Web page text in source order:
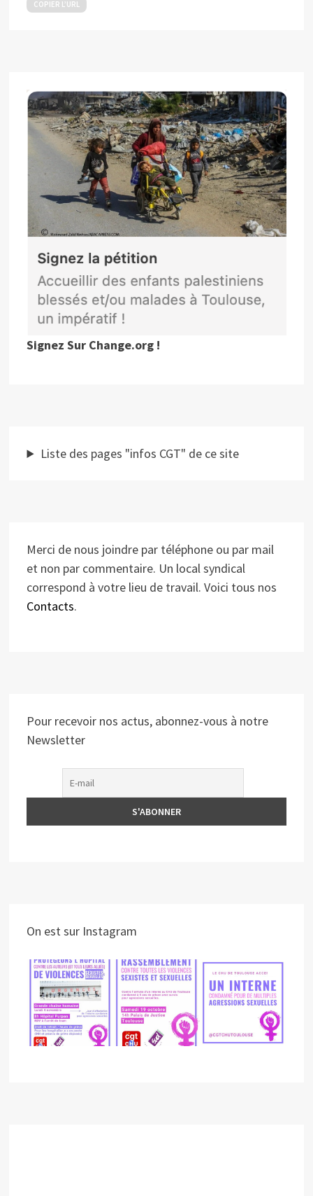
COPIER L’URL
Signez Sur Change.org !
Liste des pages "infos CGT" de ce site
Merci de nous joindre par téléphone ou par mail
et non par commentaire. Un local syndical
correspond à votre lieu de travail. Voici tous nos
Contacts.
Pour recevoir nos actus, abonnez-vous à notre
Newsletter
On est sur Instagram